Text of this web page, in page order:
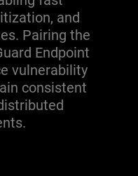
and
Pairing the
Endpoint
vulnerability
consistent